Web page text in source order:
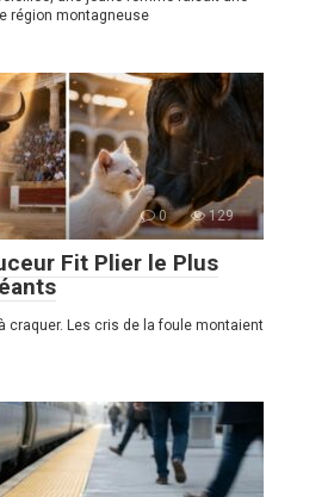
région montagneuse
0 129
Fit Plier le Plus
craquer. Les cris de la foule montaient